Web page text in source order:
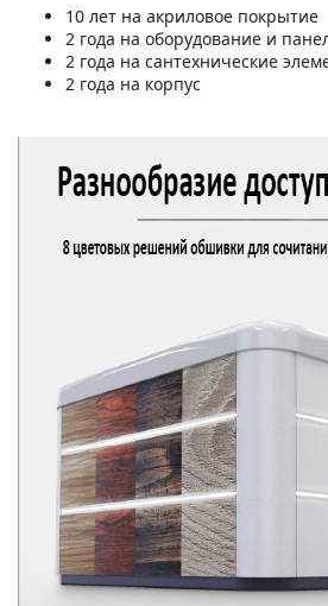
10 лет на акриловое покрытие
2 года на оборудование и
2 года на сантехнические
2 года на корпус